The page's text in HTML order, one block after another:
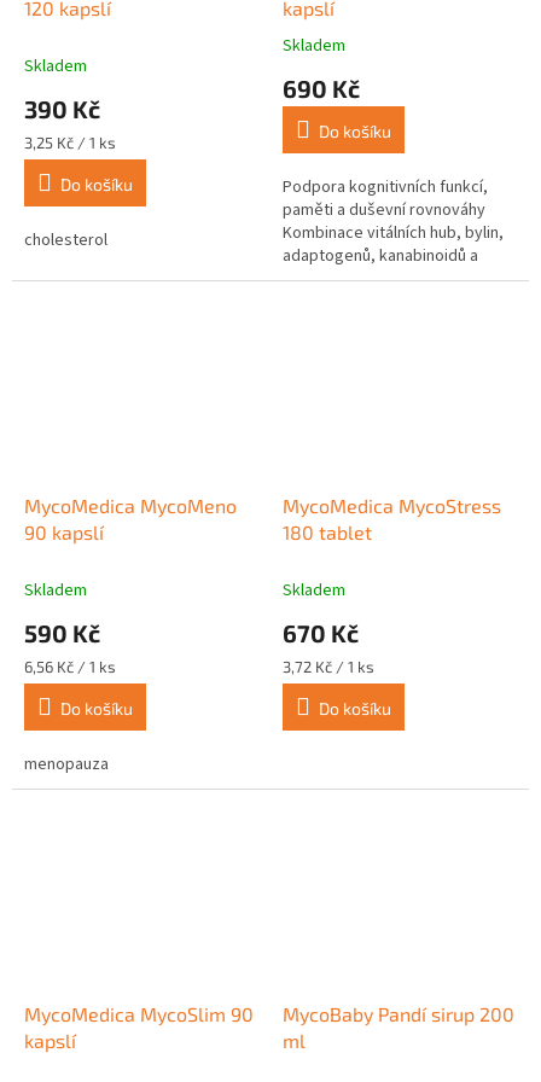
120 kapslí
Skladem
390 Kč
Měrná
cena:
3,25 Kč / 1 ks
Do košíku
cholesterol
kapslí
Průměrné
produktu
5,0
5
hvězdiček.
Skladem
690 Kč
Do košíku
Podpora kognitivních funkcí,
paměti a duševní rovnováhy
Kombinace vitálních hub, bylin,
adaptogenů, kanabinoidů a
antioxidantů, která podporuje
MycoMedica MycoMeno
90 kapslí
Skladem
590 Kč
Měrná
cena:
6,56 Kč / 1 ks
Do košíku
menopauza
MycoMedica MycoStress
180 tablet
Skladem
670 Kč
Měrná
cena:
3,72 Kč / 1 ks
Do košíku
MycoMedica MycoSlim 90
kapslí
MycoBaby Pandí sirup 200
ml